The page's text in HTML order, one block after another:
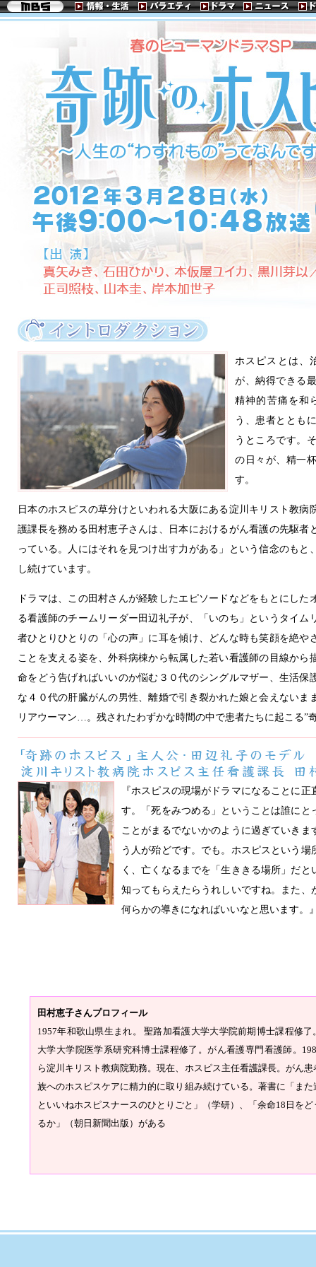
ホスピスとは、
が、納得できる
精神的苦痛を和
う、患者ととも
うところです。
の日々が、精一
す。
日本のホスピスの草分けといわれる大阪にある淀川キリスト教病
護課長を務める田村恵子さんは、日本におけるがん看護の先駆者
っている。人にはそれを見つけ出す力がある」という信念のもと
し続けています。
ドラマは、この田村さんが経験したエピソードなどをもとにし
る看護師のチームリーダー田辺礼子が、「いのち」というタイム
者ひとりひとりの「心の声」に耳を傾け、どんな時も笑顔を絶や
ことを支える姿を、外科病棟から転属した若い看護師の目線から
命をどう告げればいいのか悩む３０代のシングルマザー、生活保
な４０代の肝臓がんの男性、離婚で引き裂かれた娘と会えないま
リアウーマン…。残されたわずかな時間の中で患者たちに起こる”
『ホスピスの現場がドラマになることに
す。「死をみつめる」ということは誰に
ことがまるでないかのように過ぎていき
う人が殆どです。でも。ホスピスという
く、亡くなるまでを「生ききる場所」だ
知ってもらえたらうれしいですね。また
何らかの導きになればいいなと思います
田村恵子さんプロフィール
1957年和歌山県生まれ。 聖路加看護大学大学院前期博士課程修了
大学大学院医学系研究科博士課程修了。がん看護専門看護師。
ら淀川キリスト教病院勤務。現在、ホスピス主任看護課長。がん患
族へのホスピスケアに精力的に取り組み続けている。著書に「また
といいねホスピスナースのひとりごと」（学研）、「余命18日をど
るか」（朝日新聞出版）がある